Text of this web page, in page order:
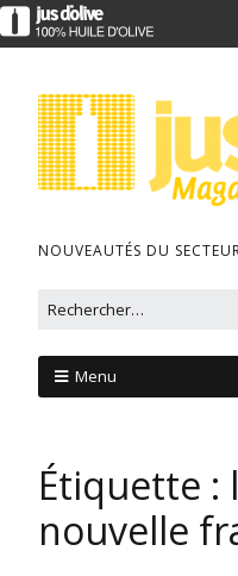
NOUVEAUTÉS DU
Menu
Étiquette :
nouvelle